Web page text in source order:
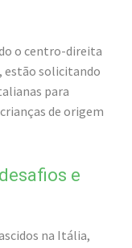
o centro-direita
estão solicitando
para
de origem
e
na Itália,